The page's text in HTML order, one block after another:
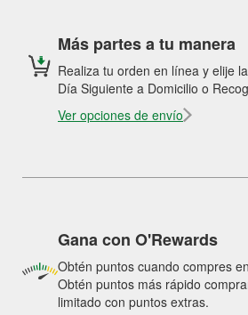
Más partes a tu manera
Realiza tu orden en línea y elije
Día Siguiente a Domicilio o
Ver opciones de envío
Gana con O'Rewards
Obtén puntos cuando compres
Obtén puntos más rápido
limitado con puntos extras.